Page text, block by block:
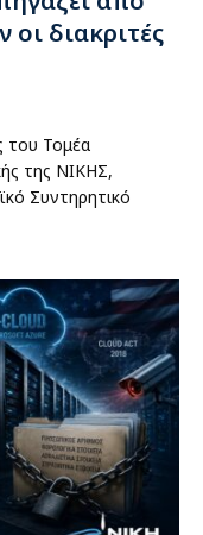
διακριτές
του Τομέα
της ΝΙΚΗΣ,
Συντηρητικό